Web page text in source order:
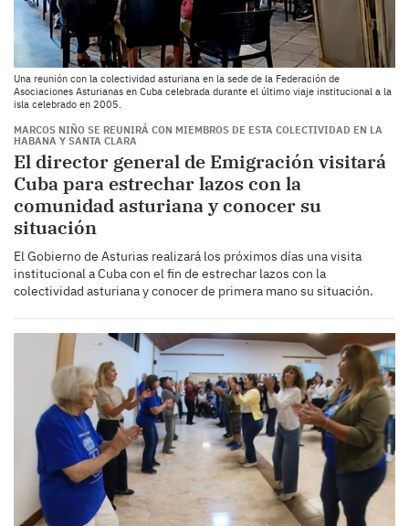
Una reunión con la colectividad asturiana en la sede de la Federación de
Asociaciones Asturianas en Cuba celebrada durante el último viaje institucional a la
isla celebrado en 2005.
MARCOS NIÑO SE REUNIRÁ CON MIEMBROS DE ESTA COLECTIVIDAD EN LA
HABANA Y SANTA CLARA
El director general de Emigración visitará
Cuba para estrechar lazos con la
comunidad asturiana y conocer su
situación
El Gobierno de Asturias realizará los próximos días una visita
institucional a Cuba con el fin de estrechar lazos con la
colectividad asturiana y conocer de primera mano su situación.